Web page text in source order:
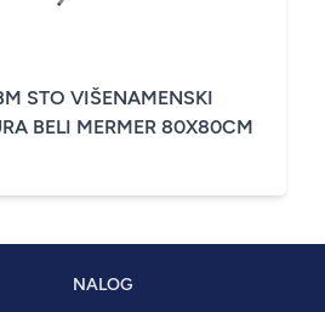
STO VIŠENAMENSKI
BELI MERMER 80X80CM
NALOG